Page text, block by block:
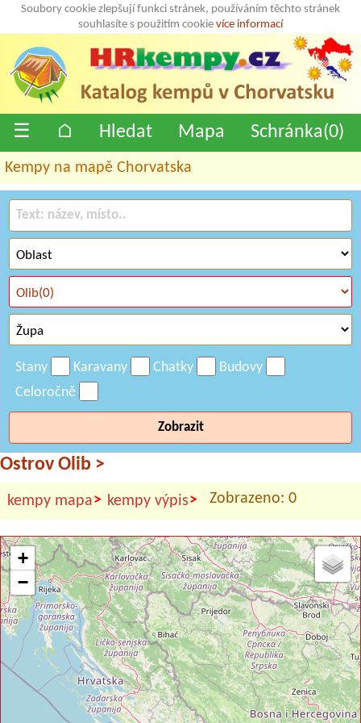
Soubory cookie zlepšují funkci stránek, používáním těchto stránek
souhlasíte s použitím cookie více informací
☰ ⌂ Hledat Mapa Schránka(0)
Kempy na mapě Chorvatska
Stany Karavany Chatky
Budovy
Celoročně
Zobrazit
Ostrov Olib >
kempy mapa> kempy výpis> Zobrazeno: 0
+
−